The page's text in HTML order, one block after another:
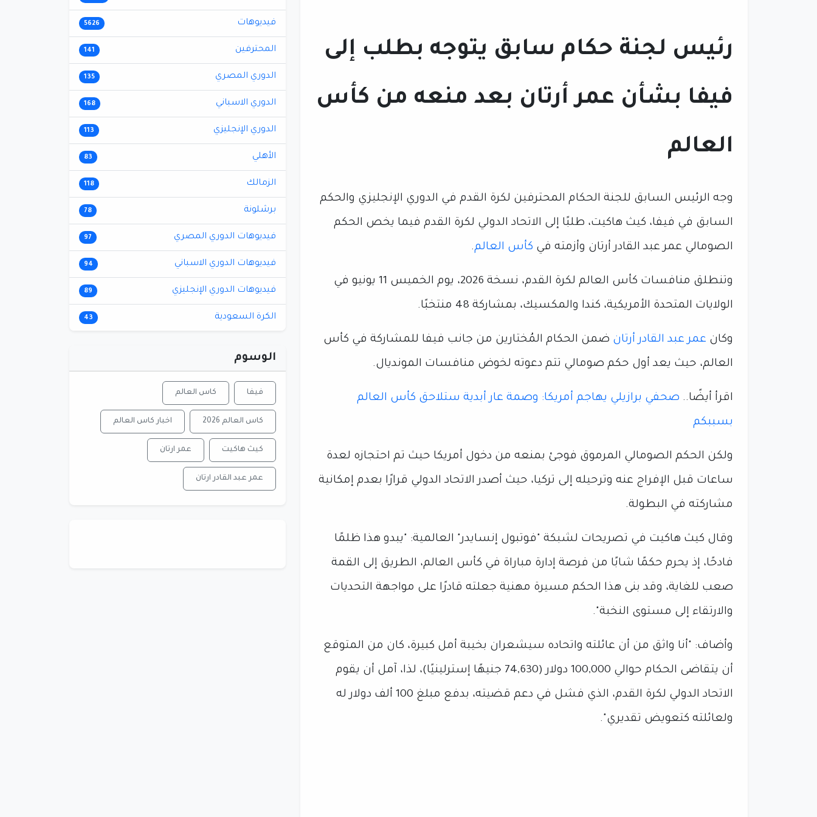
رئيس لجنة حكام سابق يتوجه بطلب إلى
فيفا بشأن عمر أرتان بعد منعه من كأس
العالم
وجه الرئيس السابق للجنة الحكام المحترفين لكرة القدم في الدوري الإنجليزي والحكم
السابق في فيفا، كيث هاكيت، طلبًا إلى الاتحاد الدولي لكرة القدم فيما يخص الحكم
الصومالي عمر عبد القادر أرتان وأزمته في كأس العالم.
وتنطلق منافسات كأس العالم لكرة القدم، نسخة 2026، يوم الخميس 11 يونيو في
الولايات المتحدة الأمريكية، كندا والمكسيك، بمشاركة 48 منتخبًا.
وكان عمر عبد القادر أرتان ضمن الحكام المُختارين من جانب فيفا للمشاركة في كأس
العالم، حيث يعد أول حكم صومالي تتم دعوته لخوض منافسات المونديال.
اقرأ أيضًا.. صحفي برازيلي يهاجم أمريكا: وصمة عار أبدية ستلاحق كأس العالم
بسببكم
ولكن الحكم الصومالي المرموق فوجئ بمنعه من دخول أمريكا حيث تم احتجازه لعدة
ساعات قبل الإفراج عنه وترحيله إلى تركيا، حيث أصدر الاتحاد الدولي قرارًا بعدم إمكانية
مشاركته في البطولة.
وقال كيث هاكيت في تصريحات لشبكة "فوتبول إنسايدر" العالمية: "يبدو هذا ظلمًا
فادحًا، إذ يحرم حكمًا شابًا من فرصة إدارة مباراة في كأس العالم، الطريق إلى القمة
صعب للغاية، وقد بنى هذا الحكم مسيرة مهنية جعلته قادرًا على مواجهة التحديات
والارتقاء إلى مستوى النخبة".
وأضاف: "أنا واثق من أن عائلته واتحاده سيشعران بخيبة أمل كبيرة، كان من المتوقع
أن يتقاضى الحكام حوالي 100,000 دولار (74,630 جنيهًا إسترلينيًا)، لذا، آمل أن يقوم
الاتحاد الدولي لكرة القدم، الذي فشل في دعم قضيته، بدفع مبلغ 100 ألف دولار له
ولعائلته كتعويض تقديري".
فيديوهات 5626
المحترفين 141
الدوري المصري 135
الدوري الاسباني 168
الدوري الإنجليزي 113
الأهلي 83
الزمالك 118
برشلونة 78
فيديوهات الدوري المصري 97
فيديوهات الدوري الاسباني 94
فيديوهات الدوري الإنجليزي 89
الكرة السعودية 43
الوسوم
فيفا كاس العالم
كاس العالم 2026 اخبار كاس العالم
كيث هاكيت عمر ارتان
عمر عبد القادر ارتان